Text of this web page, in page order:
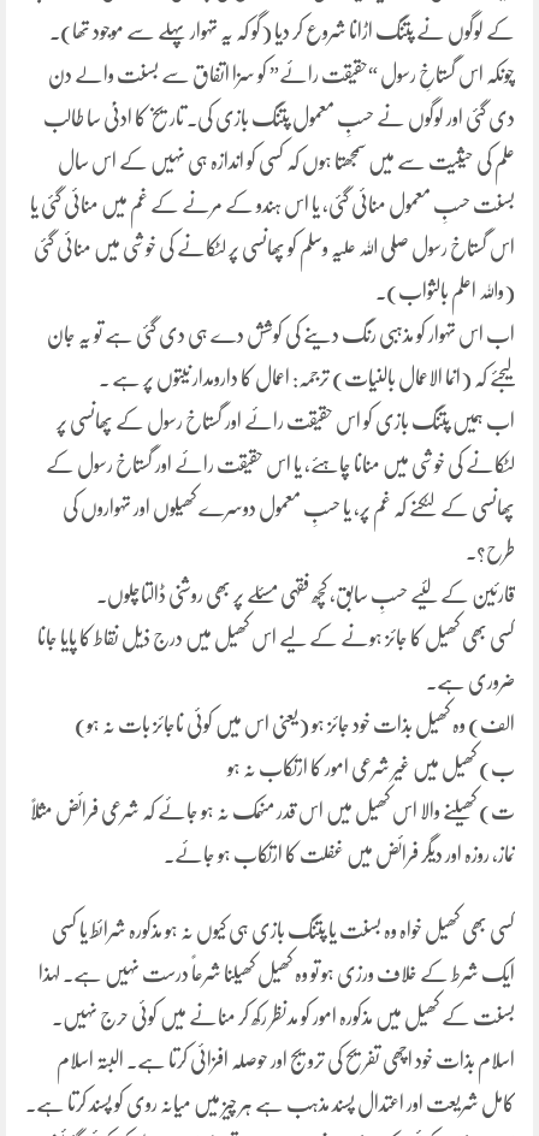
کے لوگوں نے پتنگ اڑانا شروع کر دیا (گو کہ یہ تہوار پہلے سے موجود تھا).
چونکہ اس گستاخِ رسول “حقیقت رائے” کو سزا اتفاق سے بسنت والے دن
دی گئی اور لوگوں نے حسبِ معمول پتنگ بازی کی۔ تاریخ کا ادنیٰ سا طالب
علم کی حیثیت سے میں سمجھتا ہوں کہ کسی کو اندازہ ہی نہیں کے اس سال
بسنت حسبِ معمول منائی گئی، یا اس ہندو کے مرنے کے غم میں منائی گئی یا
اس گستاخ رسول صلی اللہ علیہ وسلم کو پھانسی پر لٹکانے کی خوشی میں منائی گئی
(واللہ اعلم بالثواب).
اب اس تہوار کو مذہبی رنگ دینے کی کوشش دے ہی دی گئی ہے تو یہ جان
لیجئے کہ (انما الاعمال بالنیات) ترجمہ: اعمال کا دارومدار نیتوں پر ہے ۔
اب ہمیں پتنگ بازی کو اس حقیقت رائے اور گستاخ رسول کے پھانسی پر
لٹکانے کی خوشی میں منانا چاہئے، یا اس حقیقت رائے اور گستاخ رسول کے
پھانسی کے لٹکنے کہ غم پر، یا حسبِ معمول دوسرے کھیلوں اور تہواروں کی
طرح؟.
قارئین کے لئیے حسبِ سابق، کچھ فقہی مسئلے پر بھی روشنی ڈالتاچلوں۔
کسی بھی کھیل کا جائز ہونے کے لیے اس کھیل میں درج ذیل نقاط کا پایا جانا
ضروری ہے۔
الف) وہ کھیل بذات خود جائز ہو (یعنی اس میں کوئی ناجائز بات نہ ہو)
ب) کھیل میں غیر شرعی امور کا ارتکاب نہ ہو
ت) کھیلنے والا اس کھیل میں اس قدر منہمک نہ ہو جائے کہ شرعی فرائض مثلاً
نماز، روزہ اور دیگر فرائض میں غفلت کا ارتکاب ہو جائے۔
کسی بھی کھیل خواہ وہ بسنت یا پتنگ بازی ہی کیوں نہ ہو مذکورہ شرائط یا کسی
ایک شرط کے خلاف ورزی ہو تو وہ کھیل کھیلنا شرعاً درست نہیں ہے۔ لہذا
بسنت کے کھیل میں مذکورہ امور کو مدنظر رکھ کر منانے میں کوئی حرج نہیں۔
اسلام بذات خود اچھی تفریح کی ترویج اور حوصلہ افزائی کرتا ہے۔ البتہ اسلام
کامل شریعت اور اعتدال پسند مذہب ہے ہر چیز میں میانہ روی کو پسند کرتا ہے۔